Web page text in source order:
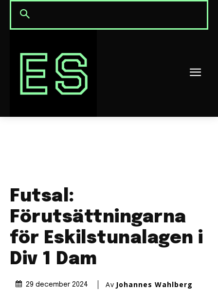
Futsal:
Förutsättningarna
för Eskilstunalagen i
Div 1 Dam
29 december 2024 Av Johannes Wahlberg